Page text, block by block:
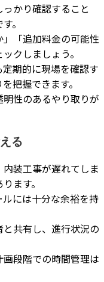
かり確認すること
。
」「追加料金の可能性
クしましょう。
期的に現場を確認す
把握できます。
性のあるやり取りが
る
装工事が遅れてしま
ます。
には十分な余裕を持
共有し、進行状況の
段階での時間管理は